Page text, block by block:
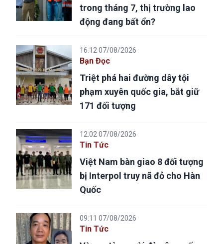
trong tháng 7, thị trường lao
động đang bất ổn?
16:12 07/08/2026
Bạn Đọc
Triệt phá hai đường dây tội
phạm xuyên quốc gia, bắt giữ
171 đối tượng
12:02 07/08/2026
Tin Tức
Việt Nam bàn giao 8 đối tượng
bị Interpol truy nã đỏ cho Hàn
Quốc
09:11 07/08/2026
Tin Tức